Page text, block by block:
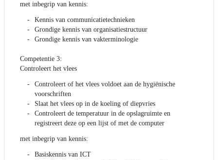
met inbegrip van kennis:
Kennis van communicatietechnieken
Grondige kennis van organisatiestructuur
Grondige kennis van vakterminologie
Competentie 3:
Controleert het vlees
Controleert of het vlees voldoet aan de hygiënische
voorschriften
Slaat het vlees op in de koeling of diepvries
Controleert de temperatuur in de opslagruimte en
registreert deze op een lijst of met de computer
met inbegrip van kennis:
Basiskennis van ICT